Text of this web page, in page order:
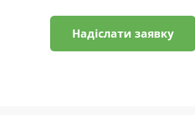
Надіслати заявку